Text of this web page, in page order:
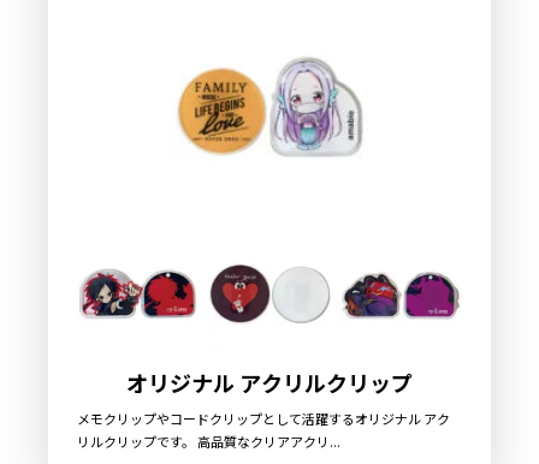
オリジナル アクリルクリップ
メモクリップやコードクリップとして活躍するオリジナル アク
リルクリップです。 高品質なクリアアクリ...